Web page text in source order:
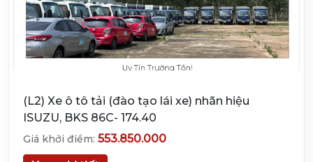
(L2) Xe ô tô tải (đào tạo lái xe) nhãn hiệu
ISUZU, BKS 86C- 174.40
Giá khởi điểm: 553.850.000